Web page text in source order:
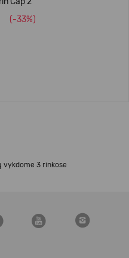
(-33%)
vykdome 3 rinkose